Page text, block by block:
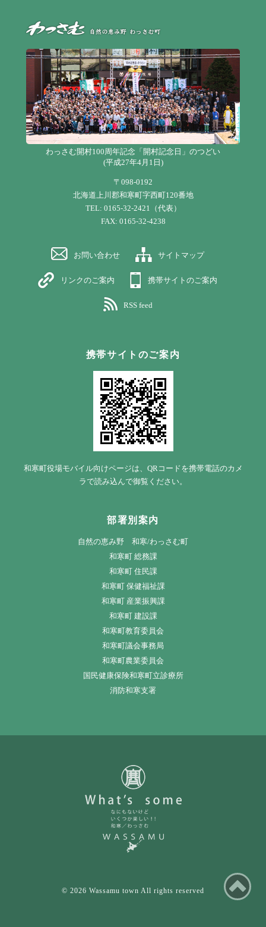
わっさむ開村100周年記念「開村記念日」のつどい
(平成27年4月1日)
〒098-0192
北海道上川郡和寒町字西町120番地
TEL: 0165-32-2421（代表）
FAX: 0165-32-4238
お問い合わせ サイトマップ
リンクのご案内 携帯サイトのご案内
RSS feed
携帯サイトのご案内
和寒町役場モバイル向けページは、QRコードを携帯電話のカメ
ラで読み込んで御覧ください。
部署別案内
自然の恵み野 和寒/わっさむ町
和寒町 総務課
和寒町 住民課
和寒町 保健福祉課
和寒町 産業振興課
和寒町 建設課
和寒町教育委員会
和寒町議会事務局
和寒町農業委員会
国民健康保険和寒町立診療所
消防和寒支署
© 2026 Wassamu town All rights reserved
ペ